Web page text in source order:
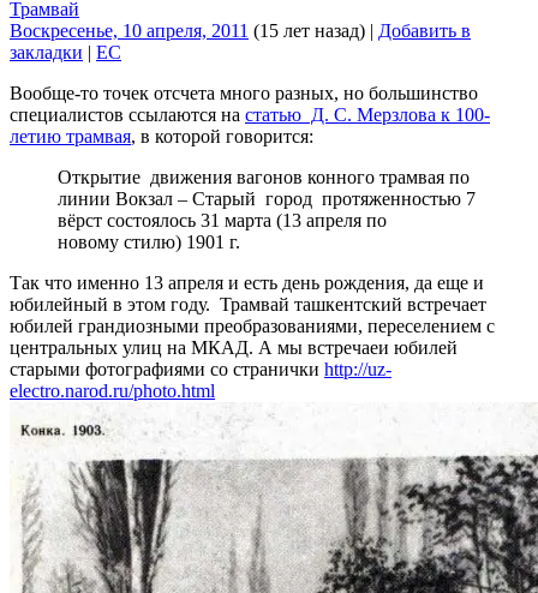
Трамвай
Воскресенье, 10 апреля, 2011 (15 лет назад) | Добавить в
закладки | EC
Вообще-то точек отсчета много разных, но большинство
специалистов ссылаются на статью Д. С. Мерзлова к 100-
летию трамвая, в которой говорится:
Открытие движения вагонов конного трамвая по
линии Вокзал – Старый город протяженностью 7
вёрст состоялось 31 марта (13 апреля по
новому стилю) 1901 г.
Так что именно 13 апреля и есть день рождения, да еще и
юбилейный в этом году. Трамвай ташкентский встречает
юбилей грандиозными преобразованиями, переселением с
центральных улиц на МКАД. А мы встречаеи юбилей
старыми фотографиями со странички http://uz-
electro.narod.ru/photo.html